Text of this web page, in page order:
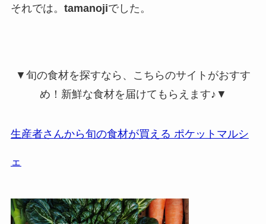
それでは。 tamanojiでした。
▼旬の食材を探すなら、こちらのサイトがおすす
め！新鮮な食材を届けてもらえます♪▼
生産者さんから旬の食材が買える ポケットマルシ
ェ